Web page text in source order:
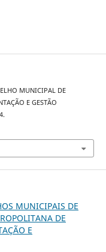
MUNICIPAL DE
E GESTÃO
MUNICIPAIS DE
DE
E